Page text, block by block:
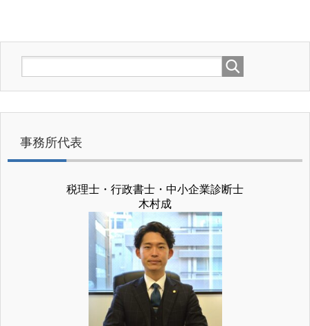
事務所代表
税理士・行政書士・中小企業診断士
木村成